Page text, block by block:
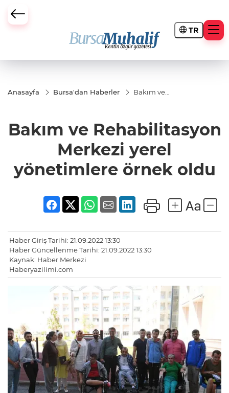
TR
Büyükşehir Darbesi
Anasayfa Bursa'dan Haberler
Bakım ve
örnek oldu
Bakım ve Rehabilitasyon
Merkezi yerel
yönetimlere örnek oldu
Haber Giriş Tarihi: 21.09.2022 13:30
Haber Güncellenme Tarihi: 21.09.2022 13:30
Kaynak: Haber Merkezi
Haberyazilimi.com